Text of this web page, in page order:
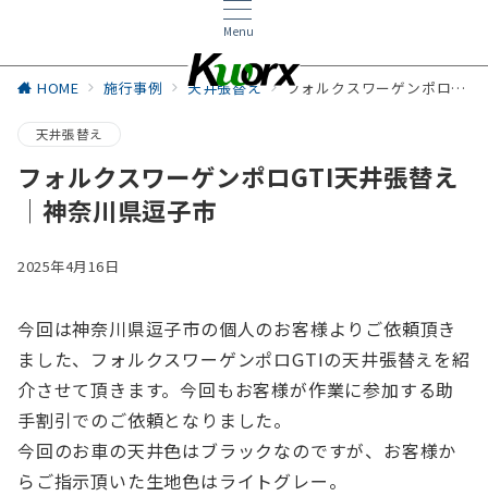
Menu
HOME 施行事例 天井張替え フォルクスワーゲンポロGTI天井張替え│神奈川県逗子市
天井張替え
フォルクスワーゲンポロGTI天井張替え
│神奈川県逗子市
2025年4月16日
今回は神奈川県逗子市の個人のお客様よりご依頼頂き
ました、フォルクスワーゲンポロGTIの天井張替えを紹
介させて頂きます。今回もお客様が作業に参加する助
手割引でのご依頼となりました。
今回のお車の天井色はブラックなのですが、お客様か
らご指示頂いた生地色はライトグレー。